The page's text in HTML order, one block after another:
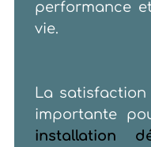
performance
vie.
La
importante
installation